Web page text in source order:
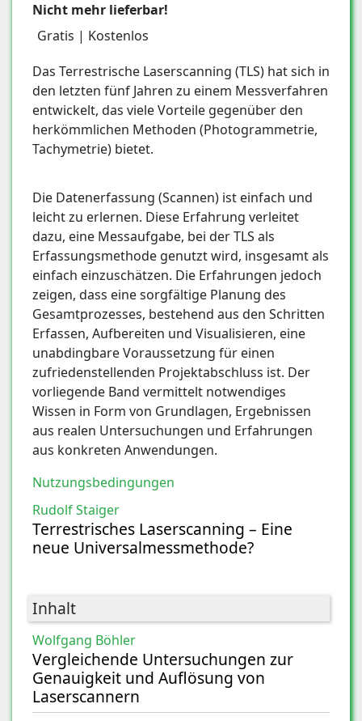
Nicht mehr lieferbar!
Gratis | Kostenlos
Das Terrestrische Laserscanning (TLS) hat sich in
den letzten fünf Jahren zu einem Messverfahren
entwickelt, das viele Vorteile gegenüber den
herkömmlichen Methoden (Photogrammetrie,
Tachymetrie) bietet.
Die Datenerfassung (Scannen) ist einfach und
leicht zu erlernen. Diese Erfahrung verleitet
dazu, eine Messaufgabe, bei der TLS als
Erfassungsmethode genutzt wird, insgesamt als
einfach einzuschätzen. Die Erfahrungen jedoch
zeigen, dass eine sorgfältige Planung des
Gesamtprozesses, bestehend aus den Schritten
Erfassen, Aufbereiten und Visualisieren, eine
unabdingbare Voraussetzung für einen
zufriedenstellenden Projektabschluss ist. Der
vorliegende Band vermittelt notwendiges
Wissen in Form von Grundlagen, Ergebnissen
aus realen Untersuchungen und Erfahrungen
aus konkreten Anwendungen.
Nutzungsbedingungen
Rudolf Staiger
Terrestrisches Laserscanning – Eine
neue Universalmessmethode?
Inhalt
Wolfgang Böhler
Vergleichende Untersuchungen zur
Genauigkeit und Auflösung von
Laserscannern